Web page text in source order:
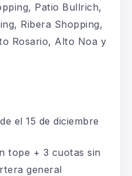
Patio Bullrich,
Ribera Shopping,
Rosario, Alto Noa y
el 15 de diciembre
tope + 3 cuotas sin
general